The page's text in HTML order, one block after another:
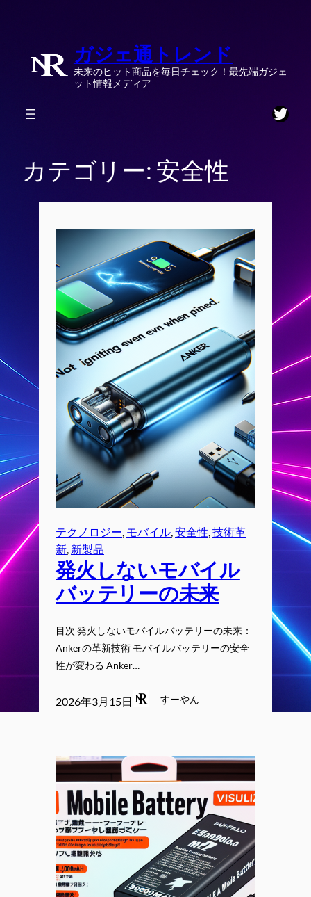
ガジェ通トレンド
未来のヒット商品を毎日チェック！最先端ガジェ
ット情報メディア
カテゴリー: 安全性
テクノロジー, モバイル, 安全性, 技術革
新, 新製品
発火しないモバイル
バッテリーの未来
目次 発火しないモバイルバッテリーの未来：
Ankerの革新技術 モバイルバッテリーの安全
性が変わる Anker…
2026年3月15日 すーやん